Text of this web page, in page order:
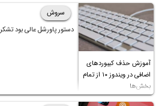
آموزش حذف کیبوردهای
اضافی در ویندوز ۱۰ از تمام
بخش‌ها
سروش
دستور پاورشل عالی بود تشکر